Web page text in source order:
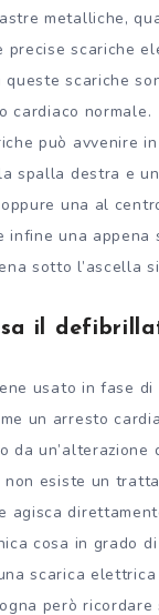
metalliche,
precise scariche
scariche
cardiaco normale.
può avvenire
spalla destra e
una al
infine una appena
sotto l’ascella
il
usato in fase di
un arresto
da un’alterazione
esiste un
agisca
cosa in grado
scarica
però ricordare